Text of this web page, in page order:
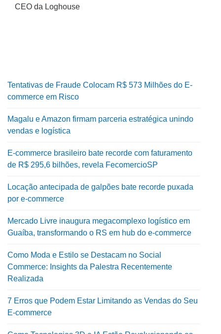
CEO da Loghouse
Tentativas de Fraude Colocam R$ 573 Milhões do E-
commerce em Risco
Magalu e Amazon firmam parceria estratégica unindo
vendas e logística
E-commerce brasileiro bate recorde com faturamento
de R$ 295,6 bilhões, revela FecomercioSP
Locação antecipada de galpões bate recorde puxada
por e-commerce
Mercado Livre inaugura megacomplexo logístico em
Guaíba, transformando o RS em hub do e-commerce
Como Moda e Estilo se Destacam no Social
Commerce: Insights da Palestra Recentemente
Realizada
7 Erros que Podem Estar Limitando as Vendas do Seu
E-commerce